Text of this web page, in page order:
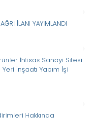
İLANI YAYIMLANDI
İhtisas Sanayi Sitesi
İnşaatı Yapım İşi
Hakkında